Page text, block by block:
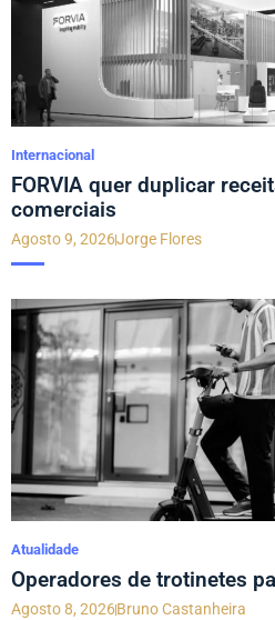
Internacional
FORVIA quer duplicar
comerciais
Agosto 9, 2026Jorge Flores
Atualidade
Operadores de trotinetes
Agosto 8, 2026Bruno Castanheira